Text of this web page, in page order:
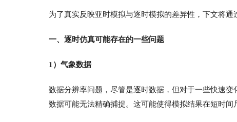
为了真实反映亚时模拟与逐时模拟的差异性，下文将通
一、逐时仿真可能存在的一些问题
1）气象数据
数据分辨率问题，尽管是逐时数据，但对于一些快速
数据可能无法精确捕捉。这可能使得模拟结果在短时间